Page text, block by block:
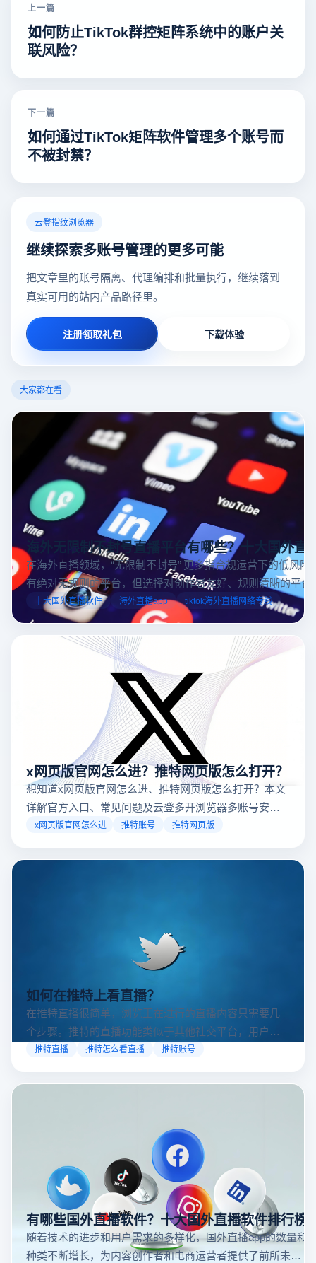
上一篇
如何防止TikTok群控矩阵系统中的账户关
联风险？
下一篇
如何通过TikTok矩阵软件管理多个账号而
不被封禁？
云登指纹浏览器
继续探索多账号管理的更多可能
把文章里的账号隔离、代理编排和批量执行，继续落到
真实可用的站内产品路径里。
注册领取礼包 下载体验
大家都在看
海外无限制不封号直播平台有哪些？十大国外直
在海外直播领域，“无限制不封号” 更多指合规运营下的低风
有绝对无规则的平台，但选择对创作者友好、规则清晰的平台
业工具规避风险，能显著降低封号概率。以下推荐十大国外
台，并结合云登多开浏览器的功能，详解如何安全高效运营。
十大国外直播软件 海外直播app tiktok海外直播网络专线
x网页版官网怎么进？推特网页版怎么打开？
想知道x网页版官网怎么进、推特网页版怎么打开？本文
详解官方入口、常见问题及云登多开浏览器多账号安全
访问方案，助你稳定登录高效运营。
x网页版官网怎么进 推特账号 推特网页版
如何在推特上看直播？
在推特直播很简单，浏览正在进行的直播内容只需要几
个步骤。推特的直播功能类似于其他社交平台，用户可
以通过关注自己喜欢的账号、浏览话题标签或查看实时
可以随时随地参与实时互动，无论是关注新闻事件、休
推特直播 推特怎么看直播 推特账号
有哪些国外直播软件？十大国外直播软件排行榜
随着技术的进步和用户需求的多样化，国外直播app的数量和
种类不断增长，为内容创作者和电商运营者提供了前所未有